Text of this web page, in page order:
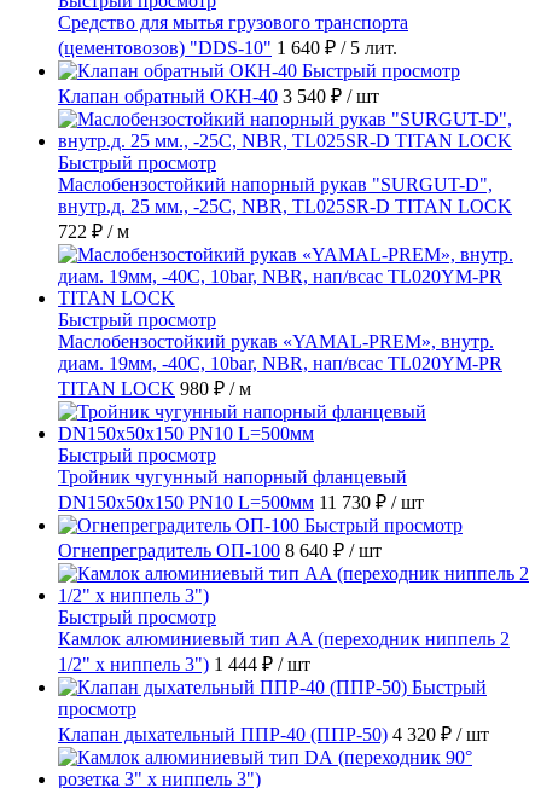
Средство для мытья грузового транспорта
(цементовозов) "DDS-10" 1 640 ₽ / 5 лит.
Быстрый просмотр
Клапан обратный ОКН-40 3 540 ₽ / шт
Быстрый просмотр
Маслобензостойкий напорный рукав "SURGUT-D",
внутр.д. 25 мм., -25C, NBR, TL025SR-D TITAN LOCK
722 ₽ / м
Быстрый просмотр
Маслобензостойкий рукав «YAMAL-PREM», внутр.
диам. 19мм, -40C, 10bar, NBR, нап/всас TL020YM-PR
TITAN LOCK 980 ₽ / м
Быстрый просмотр
Тройник чугунный напорный фланцевый
DN150х50х150 PN10 L=500мм 11 730 ₽ / шт
Быстрый просмотр
Огнепреградитель ОП-100 8 640 ₽ / шт
Быстрый просмотр
Камлок алюминиевый тип AA (переходник ниппель 2
1/2" х ниппель 3") 1 444 ₽ / шт
Быстрый
просмотр
Клапан дыхательный ППР-40 (ППР-50) 4 320 ₽ / шт